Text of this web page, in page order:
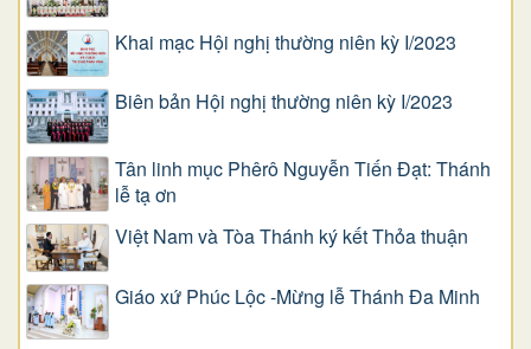
Khai mạc Hội nghị thường niên kỳ I/2023
Biên bản Hội nghị thường niên kỳ I/2023
Tân linh mục Phêrô Nguyễn Tiến Đạt: Thánh
lễ tạ ơn
Việt Nam và Tòa Thánh ký kết Thỏa thuận
Giáo xứ Phúc Lộc -Mừng lễ Thánh Đa Minh